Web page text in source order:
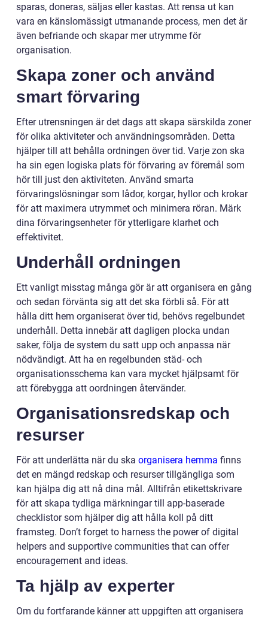
sparas, doneras, säljas eller kastas. Att rensa ut kan
vara en känslomässigt utmanande process, men det är
även befriande och skapar mer utrymme för
organisation.
Skapa zoner och använd
smart förvaring
Efter utrensningen är det dags att skapa särskilda zoner
för olika aktiviteter och användningsområden. Detta
hjälper till att behålla ordningen över tid. Varje zon ska
ha sin egen logiska plats för förvaring av föremål som
hör till just den aktiviteten. Använd smarta
förvaringslösningar som lådor, korgar, hyllor och krokar
för att maximera utrymmet och minimera röran. Märk
dina förvaringsenheter för ytterligare klarhet och
effektivitet.
Underhåll ordningen
Ett vanligt misstag många gör är att organisera en gång
och sedan förvänta sig att det ska förbli så. För att
hålla ditt hem organiserat över tid, behövs regelbundet
underhåll. Detta innebär att dagligen plocka undan
saker, följa de system du satt upp och anpassa när
nödvändigt. Att ha en regelbunden städ- och
organisationsschema kan vara mycket hjälpsamt för
att förebygga att oordningen återvänder.
Organisationsredskap och
resurser
För att underlätta när du ska organisera hemma finns
det en mängd redskap och resurser tillgängliga som
kan hjälpa dig att nå dina mål. Alltifrån etikettskrivare
för att skapa tydliga märkningar till app-baserade
checklistor som hjälper dig att hålla koll på ditt
framsteg. Don’t forget to harness the power of digital
helpers and supportive communities that can offer
encouragement and ideas.
Ta hjälp av experter
Om du fortfarande känner att uppgiften att organisera